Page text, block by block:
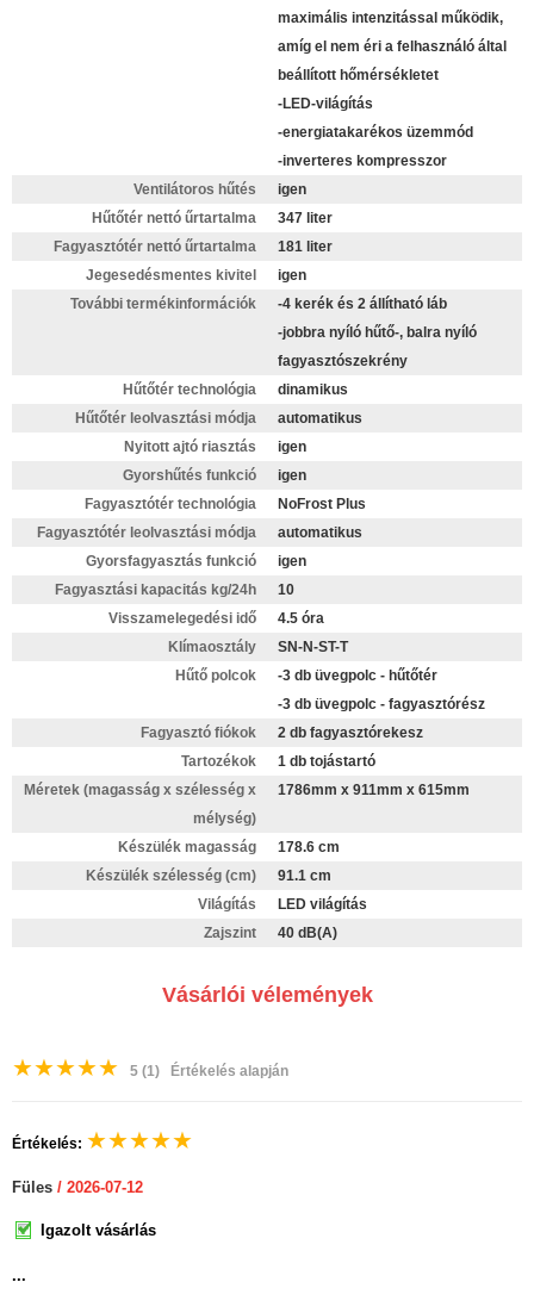
maximális intenzitással működik,
amíg el nem éri a felhasználó által
beállított hőmérsékletet
-LED-világítás
-energiatakarékos üzemmód
-inverteres kompresszor
Ventilátoros hűtés
igen
Hűtőtér nettó űrtartalma
347 liter
Fagyasztótér nettó űrtartalma
181 liter
Jegesedésmentes kivitel
igen
További termékinformációk
-4 kerék és 2 állítható láb
-jobbra nyíló hűtő-, balra nyíló
fagyasztószekrény
Hűtőtér technológia
dinamikus
Hűtőtér leolvasztási módja
automatikus
Nyitott ajtó riasztás
igen
Gyorshűtés funkció
igen
Fagyasztótér technológia
NoFrost Plus
Fagyasztótér leolvasztási módja
automatikus
Gyorsfagyasztás funkció
igen
Fagyasztási kapacitás kg/24h
10
Visszamelegedési idő
4.5 óra
Klímaosztály
SN-N-ST-T
Hűtő polcok
-3 db üvegpolc - hűtőtér
-3 db üvegpolc - fagyasztórész
Fagyasztó fiókok
2 db fagyasztórekesz
Tartozékok
1 db tojástartó
Méretek (magasság x szélesség x
mélység)
1786mm x 911mm x 615mm
Készülék magasság
178.6 cm
Készülék szélesség (cm)
91.1 cm
Világítás
LED világítás
Zajszint
40 dB(A)
Vásárlói vélemények
★★★★★ 5 (1) Értékelés alapján
Értékelés: ★★★★★
Füles / 2026-07-12
Igazolt vásárlás
...